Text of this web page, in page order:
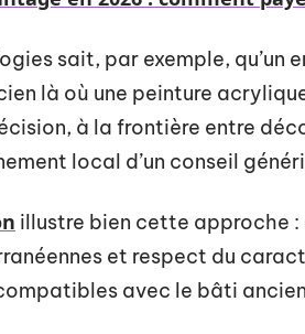
sait, par exemple, qu’un
là où une peinture
à la frontière entre
local d’un conseil
illustre bien cette approche :
et respect du
avec le bâti